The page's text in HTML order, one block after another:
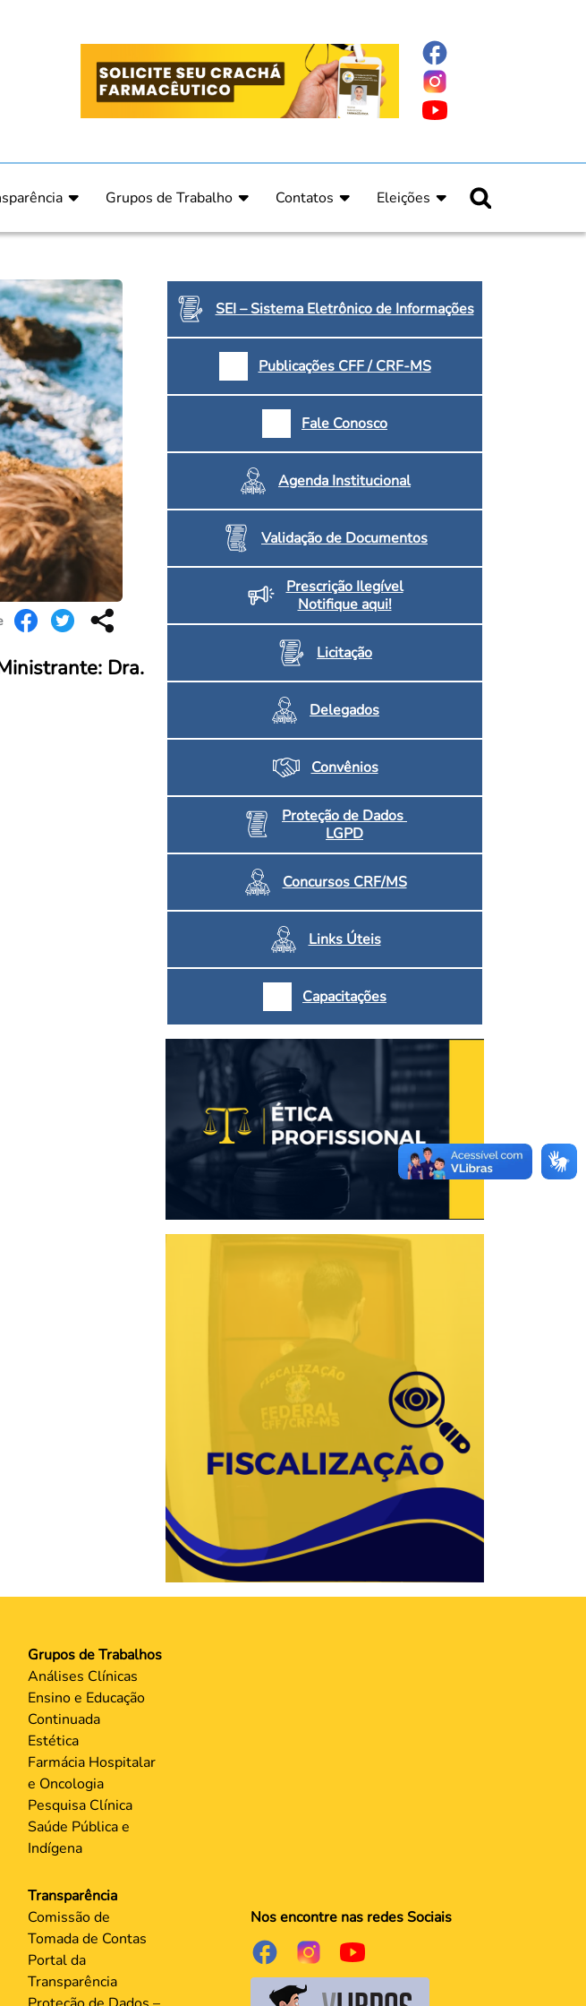
Procedimentos e formulários
Secretaria
2025/2026 – Piso salarial Farmácias e Drogaria
e Estabelecimentos Inscritos no CRF/MS
de Dados – LGPD
Grupos de Trabalho
Estética
Farmácia Hospitalar e Oncologia
Pesquisa Clínica
Saúde Pública e Indígena
Contatos
Eleições
Candidatos
Dra.
SEI – Sistema Eletrônico de Informações
Publicações CFF / CRF-MS
Fale Conosco
Agenda Institucional
Validação de Documentos
Prescrição Ilegível
Notifique aqui!
Licitação
Delegados
Convênios
Proteção de Dados
LGPD
Concursos CRF/MS
Links Úteis
Capacitações
Grupos de Trabalhos
Análises Clínicas
Ensino e Educação
Continuada
Estética
Farmácia Hospitalar
e Oncologia
Pesquisa Clínica
Saúde Pública e
Indígena
Transparência
Comissão de
Tomada de Contas
Portal da
Transparência
Nos encontre nas redes Sociais